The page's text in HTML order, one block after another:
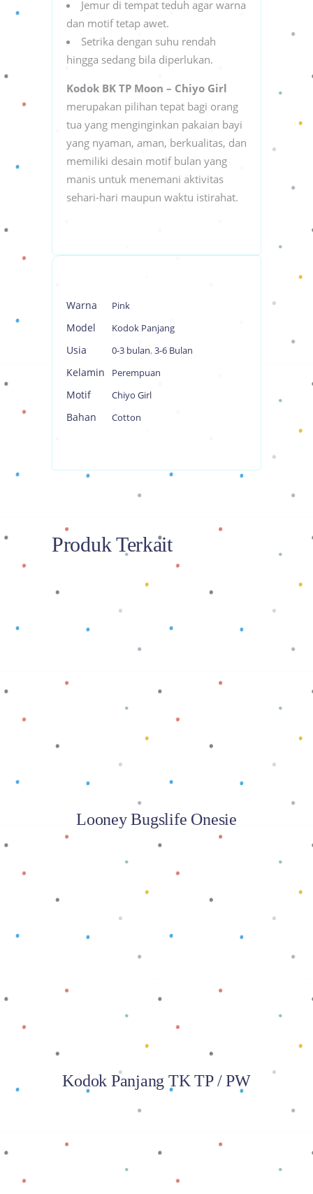
Jemur di tempat teduh agar warna
dan motif tetap awet.
Setrika dengan suhu rendah
hingga sedang bila diperlukan.
Kodok BK TP Moon – Chiyo Girl
merupakan pilihan tepat bagi orang
tua yang menginginkan pakaian bayi
yang nyaman, aman, berkualitas, dan
memiliki desain motif bulan yang
manis untuk menemani aktivitas
sehari-hari maupun waktu istirahat.
Warna Pink
Model Kodok Panjang
Usia 0-3 bulan, 3-6 Bulan
Kelamin Perempuan
Motif Chiyo Girl
Bahan Cotton
Produk Terkait
Baca selengkapnya
Looney Bugslife Onesie
Kodok Panjang TK TP / PW